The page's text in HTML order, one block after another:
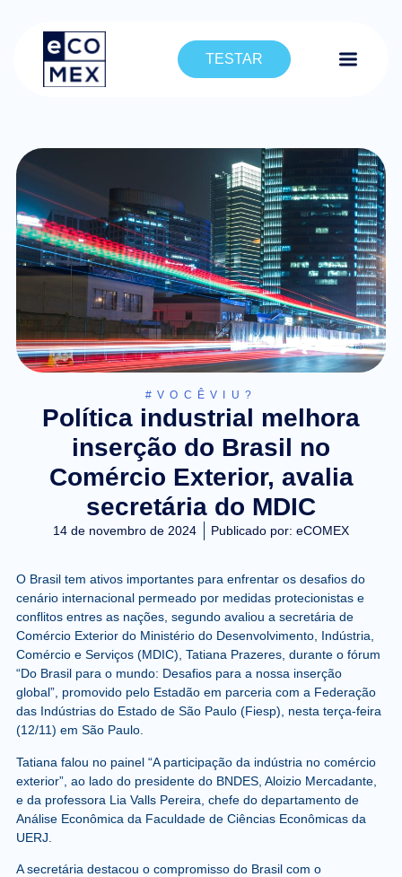
TESTAR
#VOCÊVIU?
Política industrial melhora
inserção do Brasil no
Comércio Exterior, avalia
secretária do MDIC
14 de novembro de 2024 Publicado por: eCOMEX
O Brasil tem ativos importantes para enfrentar os desafios do
cenário internacional permeado por medidas protecionistas e
conflitos entres as nações, segundo avaliou a secretária de
Comércio Exterior do Ministério do Desenvolvimento, Indústria,
Comércio e Serviços (MDIC), Tatiana Prazeres, durante o fórum
“Do Brasil para o mundo: Desafios para a nossa inserção
global”, promovido pelo Estadão em parceria com a Federação
das Indústrias do Estado de São Paulo (Fiesp), nesta terça-feira
(12/11) em São Paulo.
Tatiana falou no painel “A participação da indústria no comércio
exterior”, ao lado do presidente do BNDES, Aloizio Mercadante,
e da professora Lia Valls Pereira, chefe do departamento de
Análise Econômica da Faculdade de Ciências Econômicas da
UERJ.
A secretária destacou o compromisso do Brasil com o